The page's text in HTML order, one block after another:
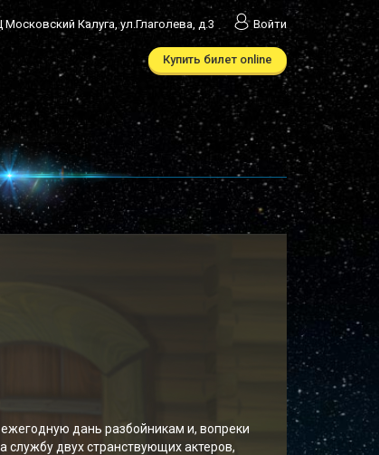
Московский Калуга, ул.Глаголева, д.3 Войти
Купить билет online
дань разбойникам и, вопреки
двух странствующих актеров,